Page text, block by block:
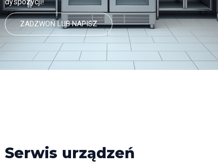
ZADZWOŃ LUB NAPISZ
Serwis urządzeń